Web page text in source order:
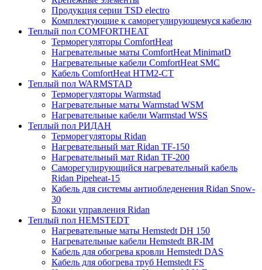
Продукция серии TSD electro
Комплектующие к саморегулирующемуся кабелю
Теплый пол COMFORTHEAT
Терморегуляторы ComfortHeat
Нагревательные маты ComfortHeat MinimatD
Нагревательные кабели ComfortHeat SMC
Кабель ComfortHeat HTM2-CT
Теплый пол WARMSTAD
Терморегуляторы Warmstad
Нагревательные маты Warmstad WSM
Нагревательные кабели Warmstad WSS
Теплый пол РИДАН
Терморегуляторы Ridan
Нагревательный мат Ridan TF-150
Нагревательный мат Ridan TF-200
Саморегулирующийся нагревательный кабель
Ridan Pipeheat-15
Кабель для системы антиобледенения Ridan Snow-
30
Блоки управления Ridan
Теплый пол HEMSTEDT
Нагревательные маты Hemstedt DH 150
Нагревательные кабели Hemstedt BR-IM
Кабель для обогрева кровли Hemstedt DAS
Кабель для обогрева труб Hemstedt FS